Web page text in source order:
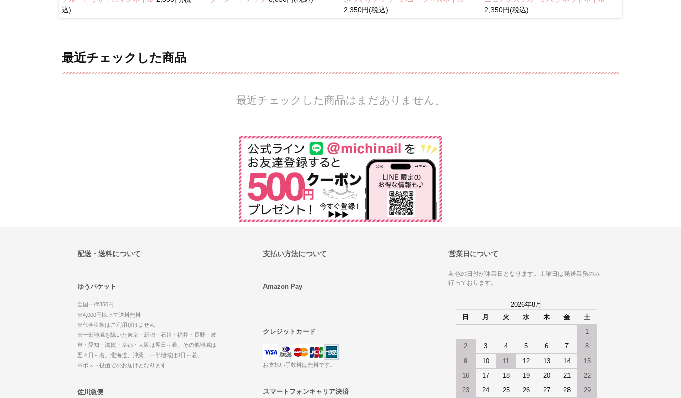
込)
2,350円(税込)
2,350円(税込)
最近チェックした商品
最近チェックした商品はまだありません。
配送・送料について
ゆうパケット
全国一律350円
※4,000円以上で送料無料
※代金引換はご利用頂けません
※一部地域を除いた東京・新潟・石川・福井・長野・岐
阜・愛知・滋賀・京都・大阪は翌日～着。その他地域は
翌々日～着。北海道、沖縄、一部地域は3日～着。
※ポスト投函でのお届けとなります
佐川急便
支払い方法について
Amazon Pay
クレジットカード
お支払い手数料は無料です。
スマートフォンキャリア決済
営業日について
灰色の日付が休業日となります。土曜日は発送業務のみ
行っております。
2026年8月
日
月 火 水 木 金 土
1
2 3 4 5 6 7 8
9 10 11 12 13 14 15
16 17 18 19 20 21 22
23 24 25 26 27 28 29